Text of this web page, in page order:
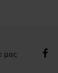
μας